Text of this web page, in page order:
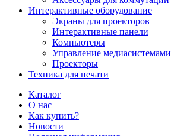
Интерактивные оборудование
Экраны для проекторов
Интерактивные панели
Компьютеры
Управление медиасистемами
Проекторы
Техника для печати
Каталог
О нас
Как купить?
Новости